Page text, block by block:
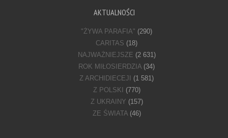
AKTUALNOŚCI
"ŻYWA PARAFIA" (290)
CARITAS (18)
NAJWAŻNIEJSZE (2 631)
ROK MIŁOSIERDZIA(34)
Z ARCHIDIECEJI
(1 581)
Z POLSKI
(770)
Z UKRAINY (157)
ZE ŚWIATA(46)